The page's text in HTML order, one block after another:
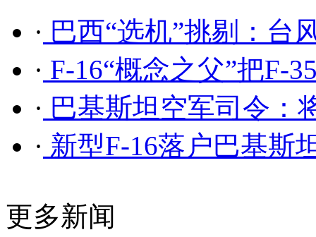
· 巴西“选机”挑剔：台
· F-16“概念之父”把F-
· 巴基斯坦空军司令：
· 新型F-16落户巴基斯
更多新闻